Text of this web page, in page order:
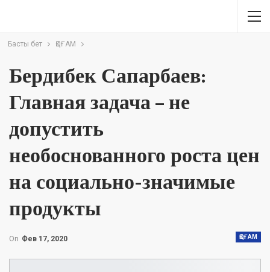
Басты бет ҚОҒАМ
Бердибек Сапарбаев:
Главная задача – не
допустить
необоснованного роста цен
на социально-значимые
продукты
ҚОҒАМ
On Фев 17, 2020